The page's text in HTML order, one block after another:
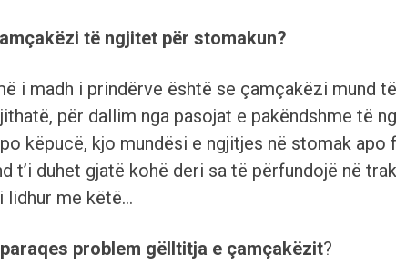
të ngjitet për stomakun?
i madh i prindërve është se çamçakëzi mund
për dallim nga pasojat e pakëndshme të
këpucë, kjo mundësi e ngjitjes në stomak apo
t’i duhet gjatë kohë deri sa të përfundojë në
lidhur me këtë…
problem gëlltitja e çamçakëzit?